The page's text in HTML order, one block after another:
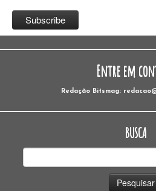
Entre em
Redação Bitsmag:
BUSCA